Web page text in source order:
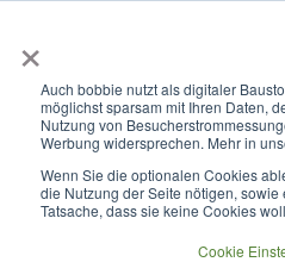
×
Auch bobbie nutzt als digitaler
möglichst sparsam mit Ihren Daten,
Nutzung von
Werbung widersprechen. Mehr in
Wenn Sie die optionalen Cookies
die Nutzung der Seite nötigen,
Tatsache, dass sie keine Cookies
Cookie
Pflasterstein
Zum
Ende